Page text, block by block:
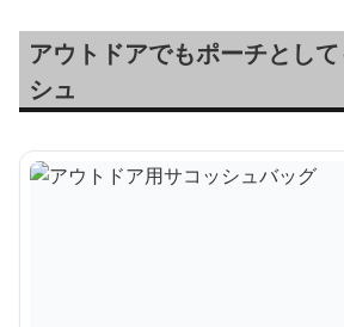
アウトドアでもポーチとし
シュ